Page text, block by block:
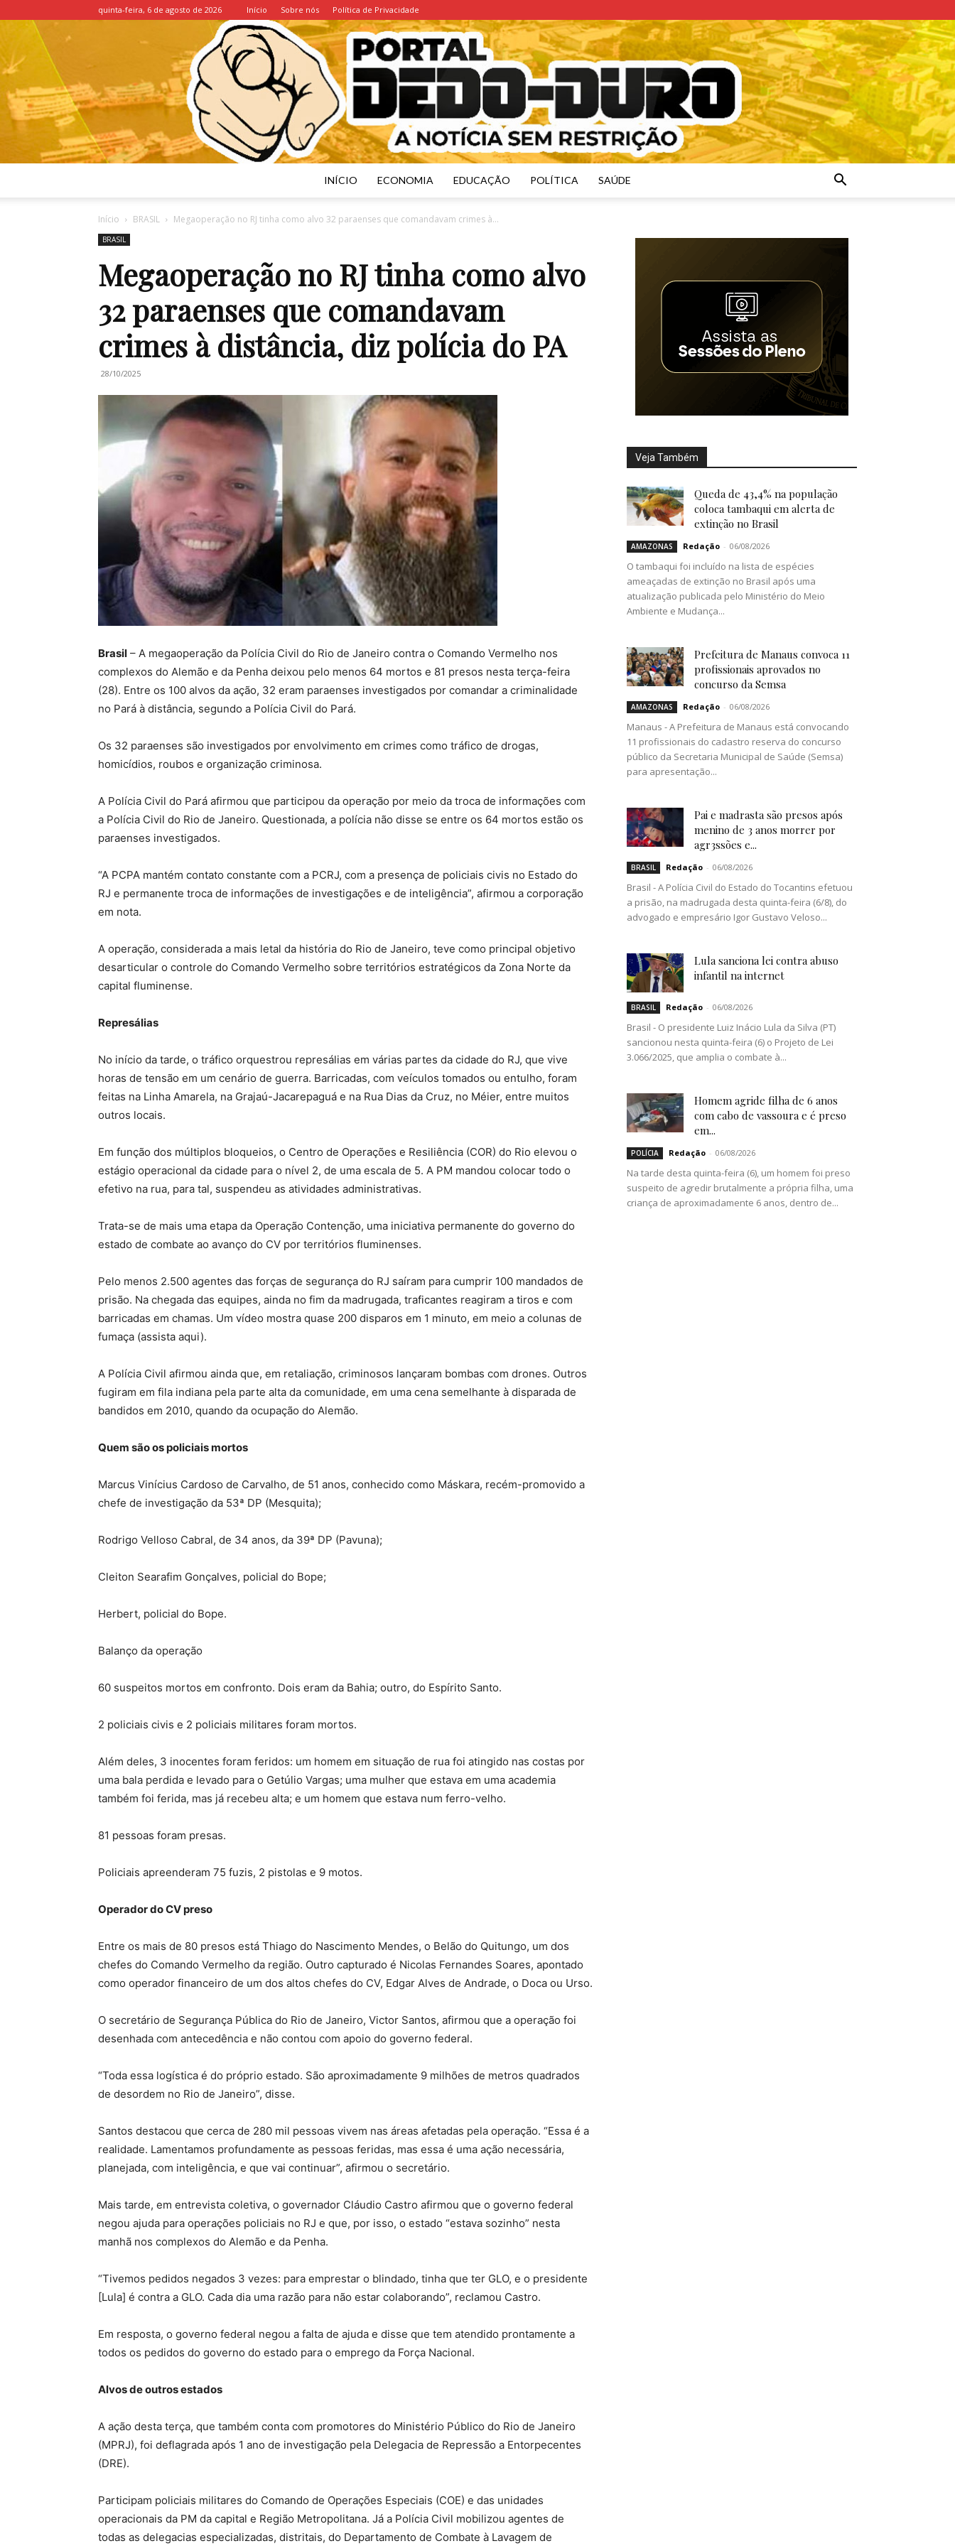
quinta-feira, 6 de agosto de 2026 Início Sobre nós Política de Privacidade
Duro
INÍCIO ECONOMIA EDUCAÇÃO POLÍTICA SAÚDE
Início BRASIL Megaoperação no RJ tinha como alvo 32 paraenses que comandavam crimes à...
BRASIL
Megaoperação no RJ tinha como alvo
32 paraenses que comandavam
crimes à distância, diz polícia do PA
28/10/2025
Brasil – A megaoperação da Polícia Civil do Rio de Janeiro contra o Comando Vermelho nos
complexos do Alemão e da Penha deixou pelo menos 64 mortos e 81 presos nesta terça-feira
(28). Entre os 100 alvos da ação, 32 eram paraenses investigados por comandar a criminalidade
no Pará à distância, segundo a Polícia Civil do Pará.
Os 32 paraenses são investigados por envolvimento em crimes como tráfico de drogas,
homicídios, roubos e organização criminosa.
A Polícia Civil do Pará afirmou que participou da operação por meio da troca de informações com
a Polícia Civil do Rio de Janeiro. Questionada, a polícia não disse se entre os 64 mortos estão os
paraenses investigados.
“A PCPA mantém contato constante com a PCRJ, com a presença de policiais civis no Estado do
RJ e permanente troca de informações de investigações e de inteligência”, afirmou a corporação
em nota.
A operação, considerada a mais letal da história do Rio de Janeiro, teve como principal objetivo
desarticular o controle do Comando Vermelho sobre territórios estratégicos da Zona Norte da
capital fluminense.
Represálias
No início da tarde, o tráfico orquestrou represálias em várias partes da cidade do RJ, que vive
horas de tensão em um cenário de guerra. Barricadas, com veículos tomados ou entulho, foram
feitas na Linha Amarela, na Grajaú-Jacarepaguá e na Rua Dias da Cruz, no Méier, entre muitos
outros locais.
Em função dos múltiplos bloqueios, o Centro de Operações e Resiliência (COR) do Rio elevou o
estágio operacional da cidade para o nível 2, de uma escala de 5. A PM mandou colocar todo o
efetivo na rua, para tal, suspendeu as atividades administrativas.
Trata-se de mais uma etapa da Operação Contenção, uma iniciativa permanente do governo do
estado de combate ao avanço do CV por territórios fluminenses.
Pelo menos 2.500 agentes das forças de segurança do RJ saíram para cumprir 100 mandados de
prisão. Na chegada das equipes, ainda no fim da madrugada, traficantes reagiram a tiros e com
barricadas em chamas. Um vídeo mostra quase 200 disparos em 1 minuto, em meio a colunas de
fumaça (assista aqui).
A Polícia Civil afirmou ainda que, em retaliação, criminosos lançaram bombas com drones. Outros
fugiram em fila indiana pela parte alta da comunidade, em uma cena semelhante à disparada de
bandidos em 2010, quando da ocupação do Alemão.
Quem são os policiais mortos
Marcus Vinícius Cardoso de Carvalho, de 51 anos, conhecido como Máskara, recém-promovido a
chefe de investigação da 53ª DP (Mesquita);
Rodrigo Velloso Cabral, de 34 anos, da 39ª DP (Pavuna);
Cleiton Searafim Gonçalves, policial do Bope;
Herbert, policial do Bope.
Balanço da operação
60 suspeitos mortos em confronto. Dois eram da Bahia; outro, do Espírito Santo.
2 policiais civis e 2 policiais militares foram mortos.
Além deles, 3 inocentes foram feridos: um homem em situação de rua foi atingido nas costas por
uma bala perdida e levado para o Getúlio Vargas; uma mulher que estava em uma academia
também foi ferida, mas já recebeu alta; e um homem que estava num ferro-velho.
81 pessoas foram presas.
Policiais apreenderam 75 fuzis, 2 pistolas e 9 motos.
Operador do CV preso
Entre os mais de 80 presos está Thiago do Nascimento Mendes, o Belão do Quitungo, um dos
chefes do Comando Vermelho da região. Outro capturado é Nicolas Fernandes Soares, apontado
como operador financeiro de um dos altos chefes do CV, Edgar Alves de Andrade, o Doca ou Urso.
O secretário de Segurança Pública do Rio de Janeiro, Victor Santos, afirmou que a operação foi
desenhada com antecedência e não contou com apoio do governo federal.
“Toda essa logística é do próprio estado. São aproximadamente 9 milhões de metros quadrados
de desordem no Rio de Janeiro”, disse.
Santos destacou que cerca de 280 mil pessoas vivem nas áreas afetadas pela operação. “Essa é a
realidade. Lamentamos profundamente as pessoas feridas, mas essa é uma ação necessária,
planejada, com inteligência, e que vai continuar”, afirmou o secretário.
Mais tarde, em entrevista coletiva, o governador Cláudio Castro afirmou que o governo federal
negou ajuda para operações policiais no RJ e que, por isso, o estado “estava sozinho” nesta
manhã nos complexos do Alemão e da Penha.
“Tivemos pedidos negados 3 vezes: para emprestar o blindado, tinha que ter GLO, e o presidente
[Lula] é contra a GLO. Cada dia uma razão para não estar colaborando”, reclamou Castro.
Em resposta, o governo federal negou a falta de ajuda e disse que tem atendido prontamente a
todos os pedidos do governo do estado para o emprego da Força Nacional.
Alvos de outros estados
A ação desta terça, que também conta com promotores do Ministério Público do Rio de Janeiro
(MPRJ), foi deflagrada após 1 ano de investigação pela Delegacia de Repressão a Entorpecentes
(DRE).
Participam policiais militares do Comando de Operações Especiais (COE) e das unidades
operacionais da PM da capital e Região Metropolitana. Já a Polícia Civil mobilizou agentes de
todas as delegacias especializadas, distritais, do Departamento de Combate à Lavagem de
Veja Também
Queda de 43,4% na população
coloca tambaqui em alerta de
extinção no Brasil
AMAZONAS Redação - 06/08/2026
O tambaqui foi incluído na lista de espécies
ameaçadas de extinção no Brasil após uma
atualização publicada pelo Ministério do Meio
Ambiente e Mudança...
Prefeitura de Manaus convoca 11
profissionais aprovados no
concurso da Semsa
AMAZONAS Redação - 06/08/2026
Manaus - A Prefeitura de Manaus está convocando
11 profissionais do cadastro reserva do concurso
público da Secretaria Municipal de Saúde (Semsa)
para apresentação...
Pai e madrasta são presos após
menino de 3 anos morrer por
agr3ssões e...
BRASIL Redação - 06/08/2026
Brasil - A Polícia Civil do Estado do Tocantins efetuou
a prisão, na madrugada desta quinta-feira (6/8), do
advogado e empresário Igor Gustavo Veloso...
Lula sanciona lei contra abuso
infantil na internet
BRASIL Redação - 06/08/2026
Brasil - O presidente Luiz Inácio Lula da Silva (PT)
sancionou nesta quinta-feira (6) o Projeto de Lei
3.066/2025, que amplia o combate à...
Homem agride filha de 6 anos
com cabo de vassoura e é preso
em...
POLÍCIA Redação - 06/08/2026
Na tarde desta quinta-feira (6), um homem foi preso
suspeito de agredir brutalmente a própria filha, uma
criança de aproximadamente 6 anos, dentro de...